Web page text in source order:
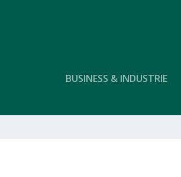
BUSINESS & INDUSTRIE